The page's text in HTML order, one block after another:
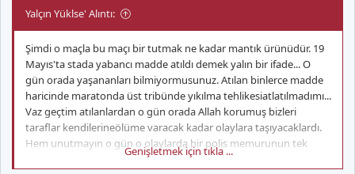
Yalçın Yüklse' Alıntı:
Şimdi o maçla bu maçı bir tutmak ne kadar mantık ürünüdür. 19
Mayıs'ta stada yabancı madde atıldı demek yalın bir ifade... O
gün orada yaşananları bilmiyormusunuz. Atılan binlerce madde
haricinde maratonda üst tribünde yıkılma tehlikesiatlatılmadımı...
Vaz geçtim atılanlardan o gün orada Allah korumuş bizleri
taraflar kendilerineölüme varacak kadar olaylara taşıyacaklardı.
Hem unutmayın o gün o olaylarda bir polis memurunun tek
Genişletmek için tıkla ...